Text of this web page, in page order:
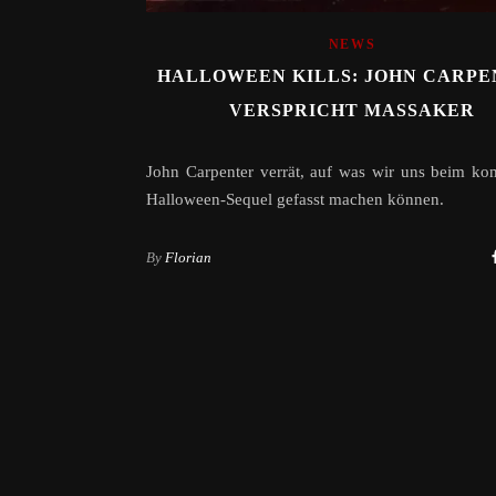
NEWS
HALLOWEEN KILLS: JOHN
VERSPRICHT MASSAKER
John Carpenter verrät, auf was wir uns beim
Halloween-Sequel gefasst machen können.
By Florian